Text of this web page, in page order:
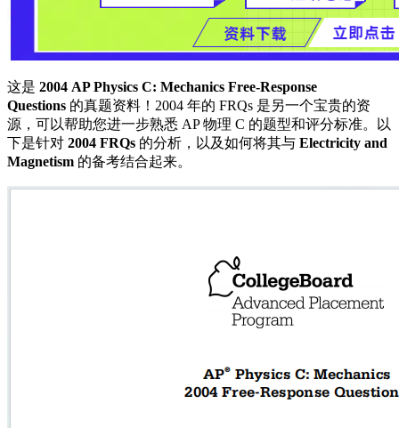
这是 2004 AP Physics C: Mechanics Free-Response
Questions 的真题资料！2004 年的 FRQs 是另一个宝贵的资
源，可以帮助您进一步熟悉 AP 物理 C 的题型和评分标准。以
下是针对 2004 FRQs 的分析，以及如何将其与 Electricity and
Magnetism 的备考结合起来。